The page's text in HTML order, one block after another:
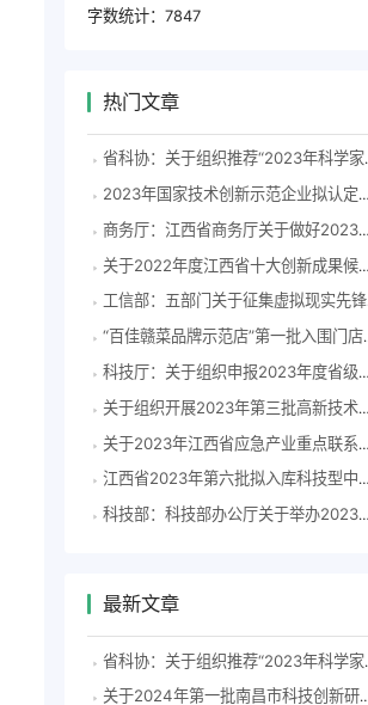
字数统计： 7847
热门文章
省科协：关于组织推荐“2023年科学家精神教育基地”申报单位的通知
2023年国家技术创新示范企业拟认定名单公示
商务厅：江西省商务厅关于做好2023年第三届日本国际食品展招展工作的通知
关于2022年度江西省十大创新成果候选项目的公示
工信部：五部门关于征集虚拟现实先锋应用案例的通知
“百佳赣菜品牌示范店”第一批入围门店名单公示
科技厅：关于组织申报2023年度省级科技企业孵化器认定、众创空间备案的通知
关于组织开展2023年第三批高新技术企业认定工作的通知
关于2023年江西省应急产业重点联系企业（单位）的公示
江西省2023年第六批拟入库科技型中小企业名单公示
科技部：科技部办公厅关于举办2023年度“大美科技特派团”微视频征集活动的通知
最新文章
省科协：关于组织推荐“2023年科学家精神教育基地”申报单位的通知
关于2024年第一批南昌市科技创新研发飞地拟认定单位的公示